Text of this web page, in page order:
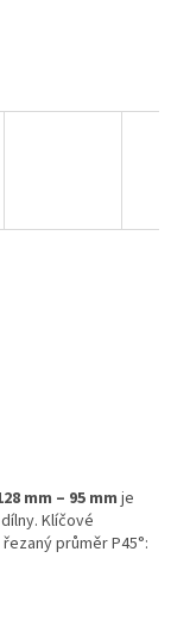
mm – 95 mm je
Klíčové
průměr P45°: